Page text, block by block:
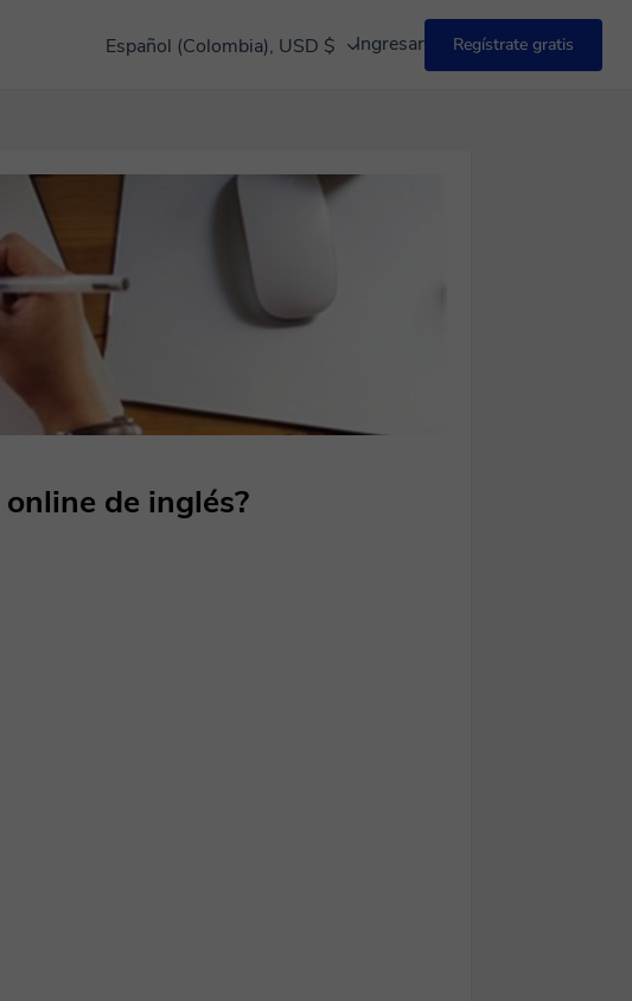
Español (Colombia), USD $ Ingresar Regístrate gratis
de inglés?